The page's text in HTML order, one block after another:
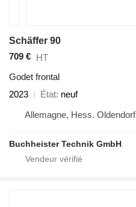
Schäffer 90
709 € HT
Godet frontal
2023
État neuf
Allemagne, Hess. Oldendorf
Buchheister Technik GmbH